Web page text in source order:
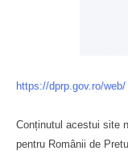
https://dprp.gov.ro/web/
Conținutul acestui site
pentru Românii de